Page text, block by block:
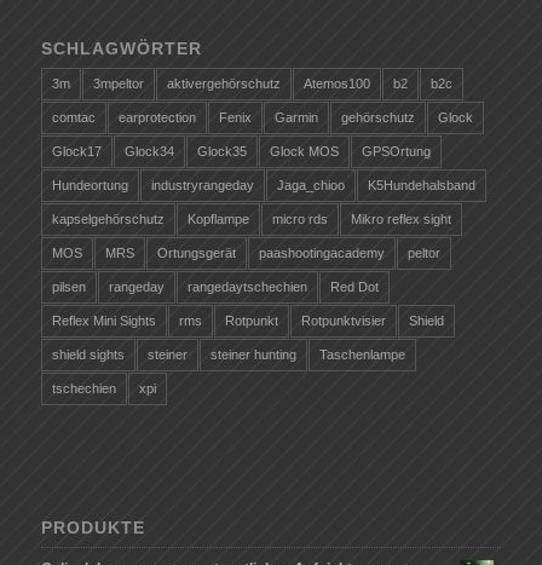
SCHLAGWÖRTER
3m 3mpeltor aktivergehörschutz Atemos100 b2 b2c
comtac earprotection Fenix Garmin gehörschutz Glock
Glock17 Glock34 Glock35 Glock MOS GPSOrtung
Hundeortung industryrangeday Jaga_chioo K5Hundehalsband
kapselgehörschutz Kopflampe micro rds Mikro reflex sight
MOS MRS Ortungsgerät paashootingacademy peltor
pilsen rangeday rangedaytschechien Red Dot
Reflex Mini Sights rms Rotpunkt Rotpunktvisier Shield
shield sights steiner steiner hunting Taschenlampe
tschechien xpi
PRODUKTE